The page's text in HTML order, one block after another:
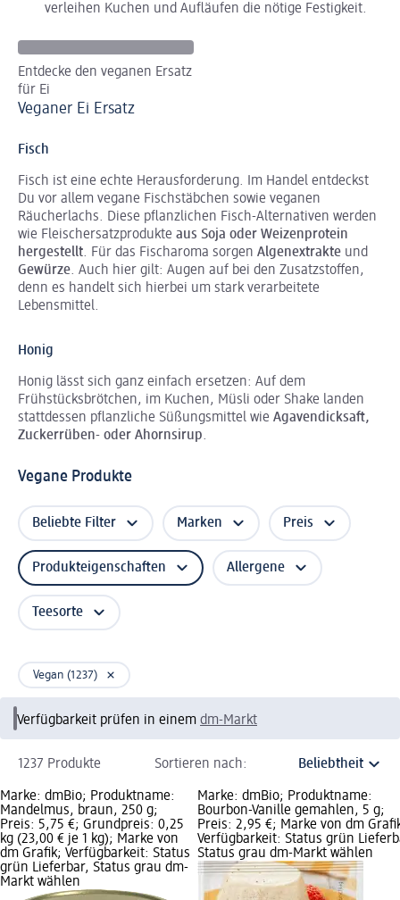
verleihen Kuchen und Aufläufen die nötige Festigkeit.
Entdecke den veganen Ersatz
für Ei
Veganer Ei Ersatz
Fisch
Fisch ist eine echte Herausforderung. Im Handel entdeckst
Du vor allem vegane Fischstäbchen sowie veganen
Räucherlachs. Diese pflanzlichen Fisch-Alternativen werden
wie Fleischersatzprodukte aus Soja oder Weizenprotein
hergestellt. Für das Fischaroma sorgen Algenextrakte und
Gewürze. Auch hier gilt: Augen auf bei den Zusatzstoffen,
denn es handelt sich hierbei um stark verarbeitete
Lebensmittel.
Honig
Honig lässt sich ganz einfach ersetzen: Auf dem
Frühstücksbrötchen, im Kuchen, Müsli oder Shake landen
stattdessen pflanzliche Süßungsmittel wie Agavendicksaft,
Zuckerrüben- oder Ahornsirup.
Vegane Produkte
Beliebte Filter Marken Preis
Produkteigenschaften Allergene
Teesorte
Vegan (1237)
Verfügbarkeit prüfen in einem dm-Markt
1237 Produkte Sortieren nach:
Marke: dmBio; Produktname:
Mandelmus, braun, 250 g;
Preis: 5,75 €; Grundpreis: 0,25
kg (23,00 € je 1 kg); Marke von
dm Grafik; Verfügbarkeit: Status
grün Lieferbar, Status grau dm-
Markt wählen
Marke: dmBio; Produktname:
Bourbon-Vanille gemahlen, 5 g;
Preis: 2,95 €; Marke von dm
Verfügbarkeit: Status grün
Status grau dm-Markt wählen